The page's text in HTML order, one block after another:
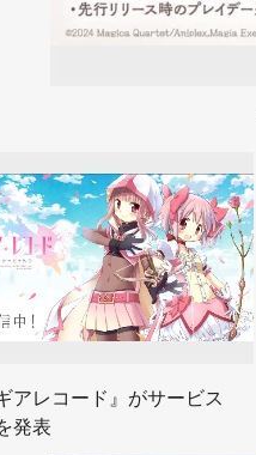
アレコード』がサービス
発表